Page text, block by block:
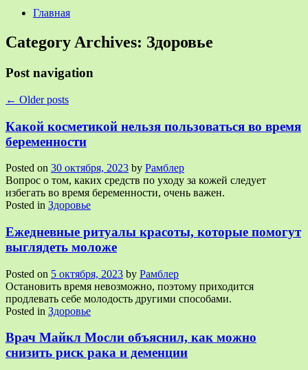
Главная
Category Archives: Здоровье
Post navigation
← Older posts
Какой косметикой нельзя пользоваться во время
беременности
Posted on 30 октября, 2023 by Рамблер
Вопрос о том, каких средств по уходу за кожей следует
избегать во время беременности, очень важен.
Posted in Здоровье
Ежедневные ритуалы красоты, которые помогут
выглядеть моложе
Posted on 5 октября, 2023 by Рамблер
Остановить время невозможно, поэтому приходится
продлевать себе молодость другими способами.
Posted in Здоровье
Врач Майкл Мосли объяснил, как можно
снизить риск рака и деменции